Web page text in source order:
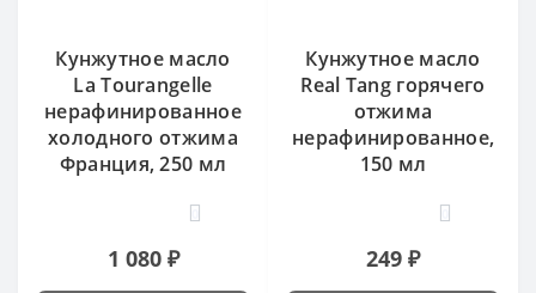
Кунжутное масло
La Tourangelle
нерафинированное
холодного отжима
Франция, 250 мл
1 080 ₽
Кунжутное масло
Real Tang горячего
отжима
нерафинированное,
150 мл
249 ₽